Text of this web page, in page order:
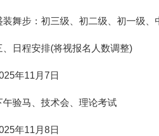
装舞步：初三级、初二级、初一级、
、日程安排(将视报名人数调整)
年11月7日
午验马、技术会、理论考试
年11月8日